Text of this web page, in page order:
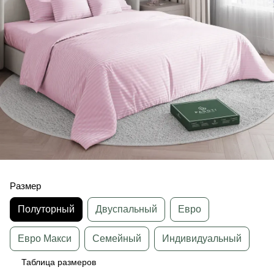
Размер
Полуторный Двуспальный Евро
Евро Макси Семейный Индивидуальный
Таблица размеров